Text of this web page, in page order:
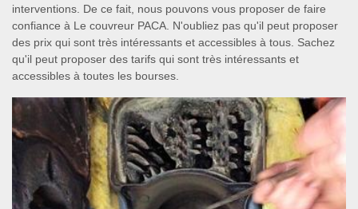
interventions. De ce fait, nous pouvons vous proposer de faire
confiance à Le couvreur PACA. N'oubliez pas qu'il peut proposer
des prix qui sont très intéressants et accessibles à tous. Sachez
qu'il peut proposer des tarifs qui sont très intéressants et
accessibles à toutes les bourses.